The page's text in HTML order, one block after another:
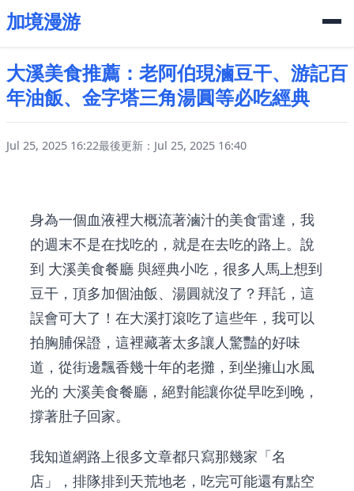
加境漫游
大溪美食推薦：老阿伯現滷豆干、游記百
年油飯、金字塔三角湯圓等必吃經典
Jul 25, 2025 16:22最後更新：Jul 25, 2025 16:40
身為一個血液裡大概流著滷汁的美食雷達，我
的週末不是在找吃的，就是在去吃的路上。說
到 大溪美食餐廳 與經典小吃，很多人馬上想到
豆干，頂多加個油飯、湯圓就沒了？拜託，這
誤會可大了！在大溪打滾吃了這些年，我可以
拍胸脯保證，這裡藏著太多讓人驚豔的好味
道，從街邊飄香幾十年的老攤，到坐擁山水風
光的 大溪美食餐廳 ，絕對能讓你從早吃到晚，
撐著肚子回家。
我知道網路上很多文章都只寫那幾家「名
店」，排隊排到天荒地老，吃完可能還有點空